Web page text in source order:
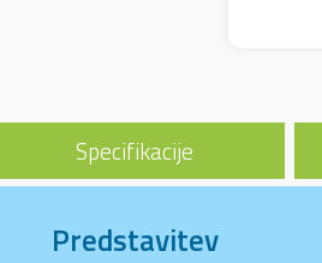
Specifikacije
Predstavitev